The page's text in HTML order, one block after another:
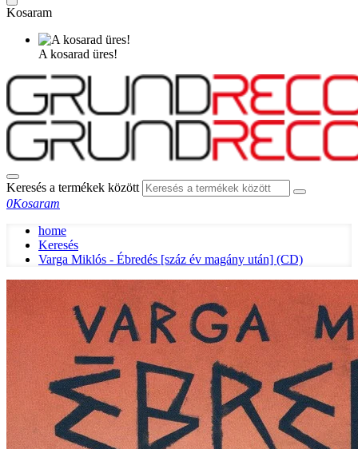
Kosaram
A kosarad üres!
Keresés a termékek között
0Kosaram
home
Keresés
Varga Miklós - Ébredés [száz év magány után] (CD)